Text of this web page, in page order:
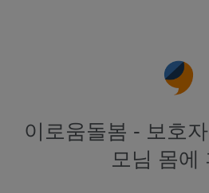
이로움돌봄 - 보호
모님 몸에